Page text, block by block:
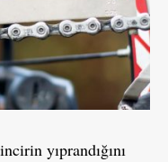
yıprandığını